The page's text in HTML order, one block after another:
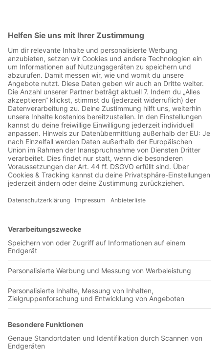
FAQ
Supporter werden
Unsere App ist in den offiziellen Stores verfügbar!
Jetzt herunterladen